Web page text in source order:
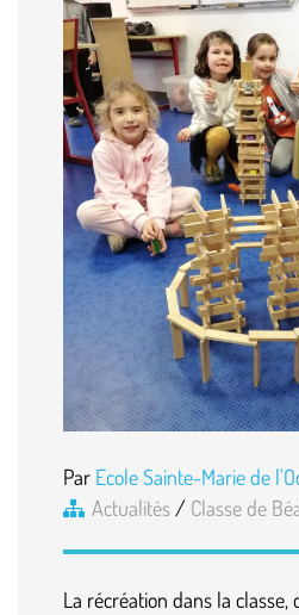
Par Ecole Sainte-Marie de
Actualités / Classe de
La récréation dans la classe,